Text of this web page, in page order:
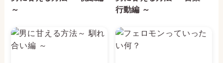
～
行動編 ～